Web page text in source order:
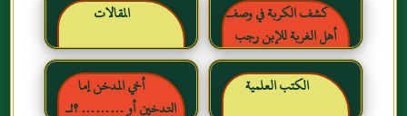
كشف الكربة في وصف
أهل الغربة للإبن رجب
الحنبلي رحمه الله
المقالات
الكتب العلمية
أخي المدخن إما
التدخين أو ……… ؟!ـ